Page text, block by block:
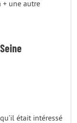
+ une autre
était intéressé